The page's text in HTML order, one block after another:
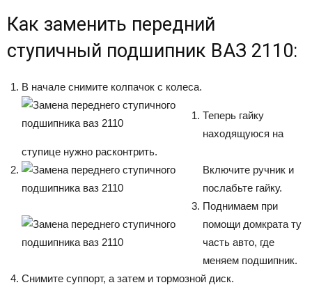
Как заменить передний
ступичный подшипник ВАЗ 2110:
В начале снимите колпачок с колеса.
Теперь гайку
находящуюся на
ступице нужно расконтрить.
Включите ручник и
послабьте гайку.
Поднимаем при
помощи домкрата ту
часть авто, где
меняем подшипник.
Снимите суппорт, а затем и тормозной диск.